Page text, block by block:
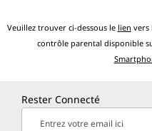
Veuillez trouver ci-dessous le lien vers
contrôle parental disponible
Rester Connecté
Entrez votre email ici